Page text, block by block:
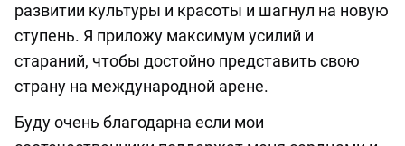
развитии культуры и красоты и шагнул на новую
ступень. Я приложу максимум усилий и
стараний, чтобы достойно представить свою
страну на международной арене.
Буду очень благодарна если мои